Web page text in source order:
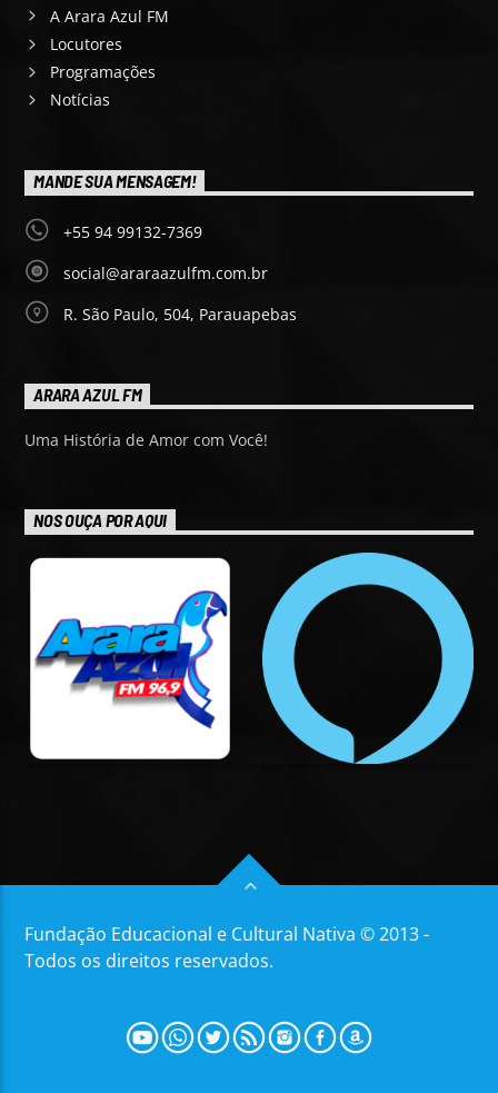
A Arara Azul FM
Locutores
Programações
Notícias
MANDE SUA MENSAGEM!
+55 94 99132-7369
social@araraazulfm.com.br
R. São Paulo, 504, Parauapebas
ARARA AZUL FM
Uma História de Amor com Você!
NOS OUÇA POR AQUI
Fundação Educacional e Cultural Nativa © 2013 -
Todos os direitos reservados.